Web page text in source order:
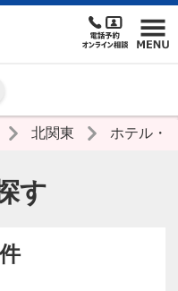
北関東 ホテル・
す